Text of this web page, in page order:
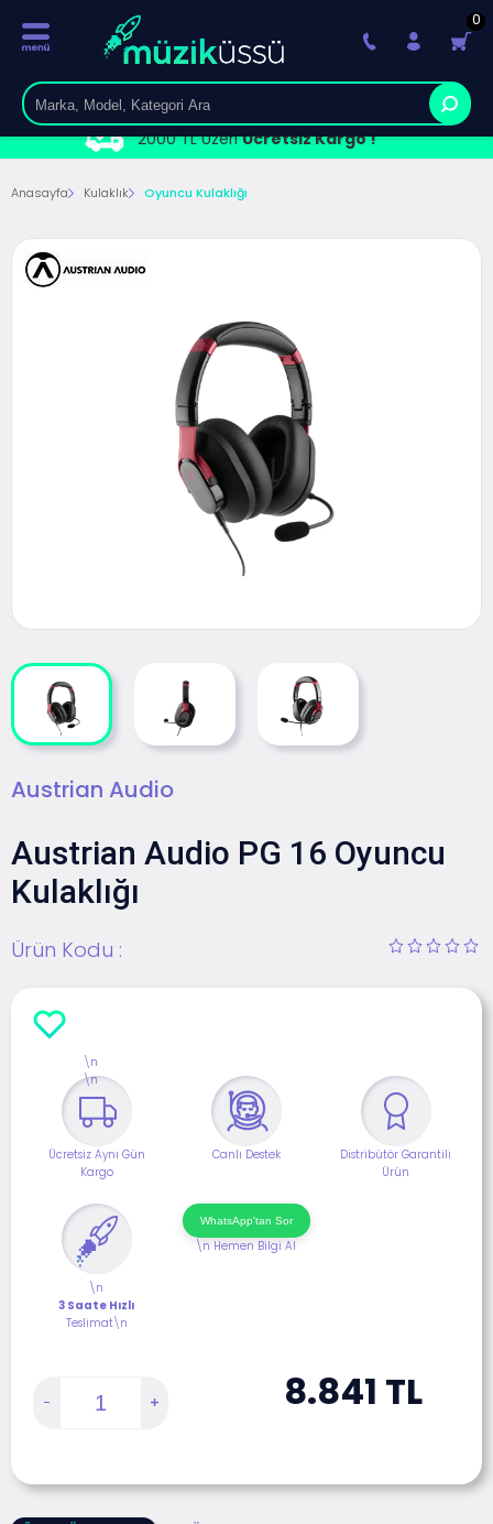
2000 TL ÜzeriÜcretsiz Kargo !
0
Anasayfa Kulaklık Oyuncu Kulaklığı
Austrian Audio
Austrian Audio PG 16 Oyuncu
Kulaklığı
Ürün Kodu :
Ücretsiz Aynı Gün
Kargo
Canlı Destek
Distribütör Garantili
Ürün
\n
3 Saate Hızlı
Teslimat\n
\n
\n
WhatsApp'tan Sor
\n Hemen Bilgi Al
8.841 TL